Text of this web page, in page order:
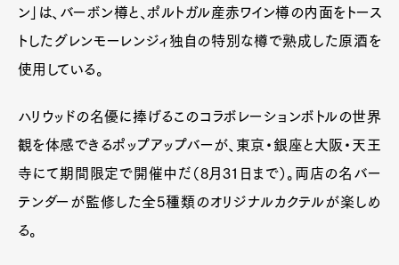
ン」は、バーボン樽と、ポルトガル産赤ワイン樽の内面をトース
トしたグレンモーレンジィ独自の特別な樽で熟成した原酒を
使用している。
ハリウッドの名優に捧げるこのコラボレーションボトルの世界
観を体感できるポップアップバーが、東京・銀座と大阪・天王
寺にて期間限定で開催中だ（8月31日まで）。両店の名バー
テンダーが監修した全5種類のオリジナルカクテルが楽しめ
る。